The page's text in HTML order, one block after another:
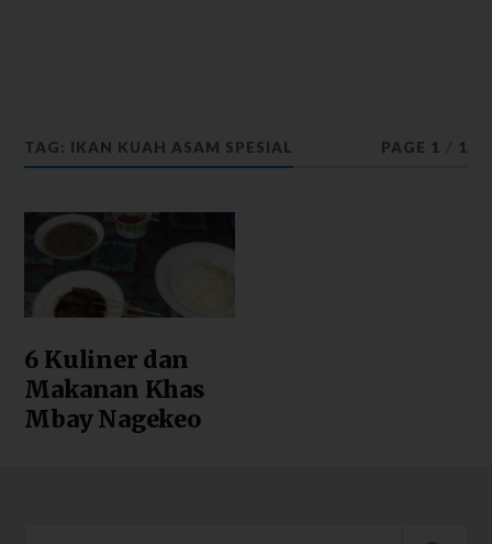
TAG: IKAN KUAH ASAM SPESIAL PAGE 1 1
6 Kuliner dan
Makanan Khas
Mbay Nagekeo